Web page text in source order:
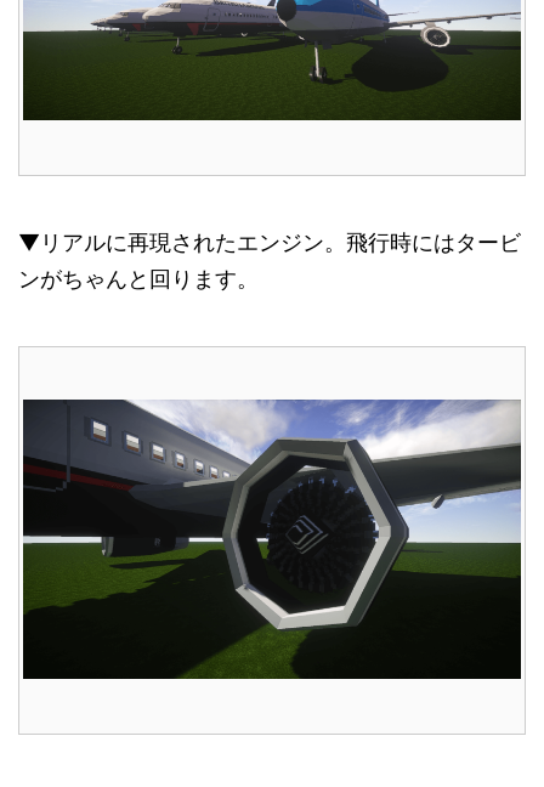
▼リアルに再現されたエンジン。飛行時にはタービ
ンがちゃんと回ります。